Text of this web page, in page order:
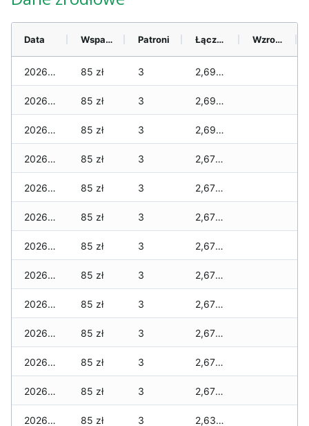
Data Wsparcie Patroni Łącznie Wzrost (28 dni)
2026-08-10 85 zł 3 2,695 zł
2026-08-09 85 zł 3 2,695 zł
2026-08-08 85 zł 3 2,695 zł
2026-08-07 85 zł 3 2,675 zł
2026-08-06 85 zł 3 2,675 zł
2026-08-05 85 zł 3 2,675 zł
2026-08-04 85 zł 3 2,675 zł
2026-08-03 85 zł 3 2,675 zł
2026-08-02 85 zł 3 2,675 zł
2026-08-01 85 zł 3 2,675 zł
2026-07-31 85 zł 3 2,675 zł
2026-07-29 85 zł 3 2,675 zł
2026-07-28 85 zł 3 2,630 zł